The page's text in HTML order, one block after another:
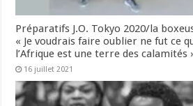
Préparatifs J.O. Tokyo 2020/la
« Je voudrais faire oublier ne fut ce
l’Afrique est une terre des calamités
16 juillet 2021